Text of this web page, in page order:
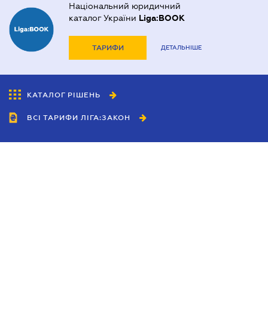
Національний юридичний
каталог України Liga:BOOK
ТАРИФИ ДЕТАЛЬНІШЕ
КАТАЛОГ РІШЕНЬ
ВСІ ТАРИФИ ЛІГА:ЗАКОН